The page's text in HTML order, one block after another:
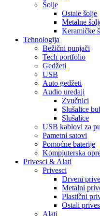
Šolje
Ostale šolje
Metalne
Keramičke
Tehnologija
Bežični punjači
Tech portfolio
Gedžeti
USB
Auto gedžeti
Audio uređaji
Zvučnici
Slušalice
Slušalice
USB kablovi za
Pametni satovi
Pomoćne baterije
Kompjuterska
Privesci & Alati
Privesci
Drveni
Metalni
Plastični
Ostali
Alati